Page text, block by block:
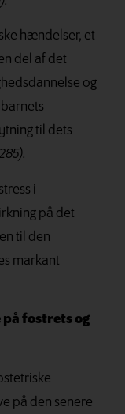
hændelser, et
del af det
og
til dets
i
på det
til den
markant
fostrets og
på den senere